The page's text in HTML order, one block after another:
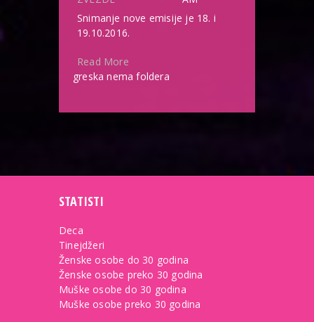
Snimanje nove emisije je 18. i
19.10.2016.
Read More
greska nema foldera
STATISTI
Deca
Tinejdžeri
Ženske osobe do 30 godina
Ženske osobe preko 30 godina
Muške osobe do 30 godina
Muške osobe preko 30 godina